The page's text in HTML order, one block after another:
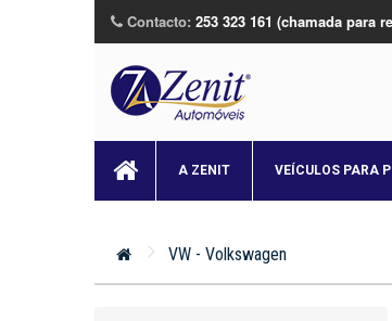
Contacto: 253 323 161 (chamada para
A ZENIT VEÍCULOS PARA
VW - Volkswagen